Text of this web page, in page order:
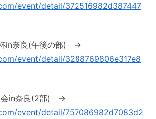
event/detail/372516982d387447
杯in奈良(午後の部) →
event/detail/3288769806e317e8
会in奈良(2部) →
event/detail/757086982d7083d2